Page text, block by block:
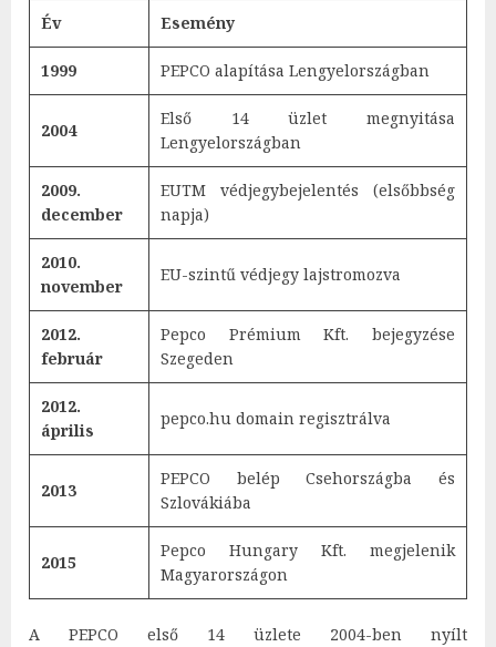
Év Esemény
1999 PEPCO alapítása Lengyelországban
2004
Első 14 üzlet megnyitása
Lengyelországban
2009.
december
EUTM védjegybejelentés (elsőbbség
napja)
2010.
november
EU-szintű védjegy lajstromozva
2012.
február
Pepco Prémium Kft. bejegyzése
Szegeden
2012.
április
pepco.hu domain regisztrálva
2013
PEPCO belép Csehországba és
Szlovákiába
2015
Pepco Hungary Kft. megjelenik
Magyarországon
A PEPCO első 14 üzlete 2004-ben nyílt